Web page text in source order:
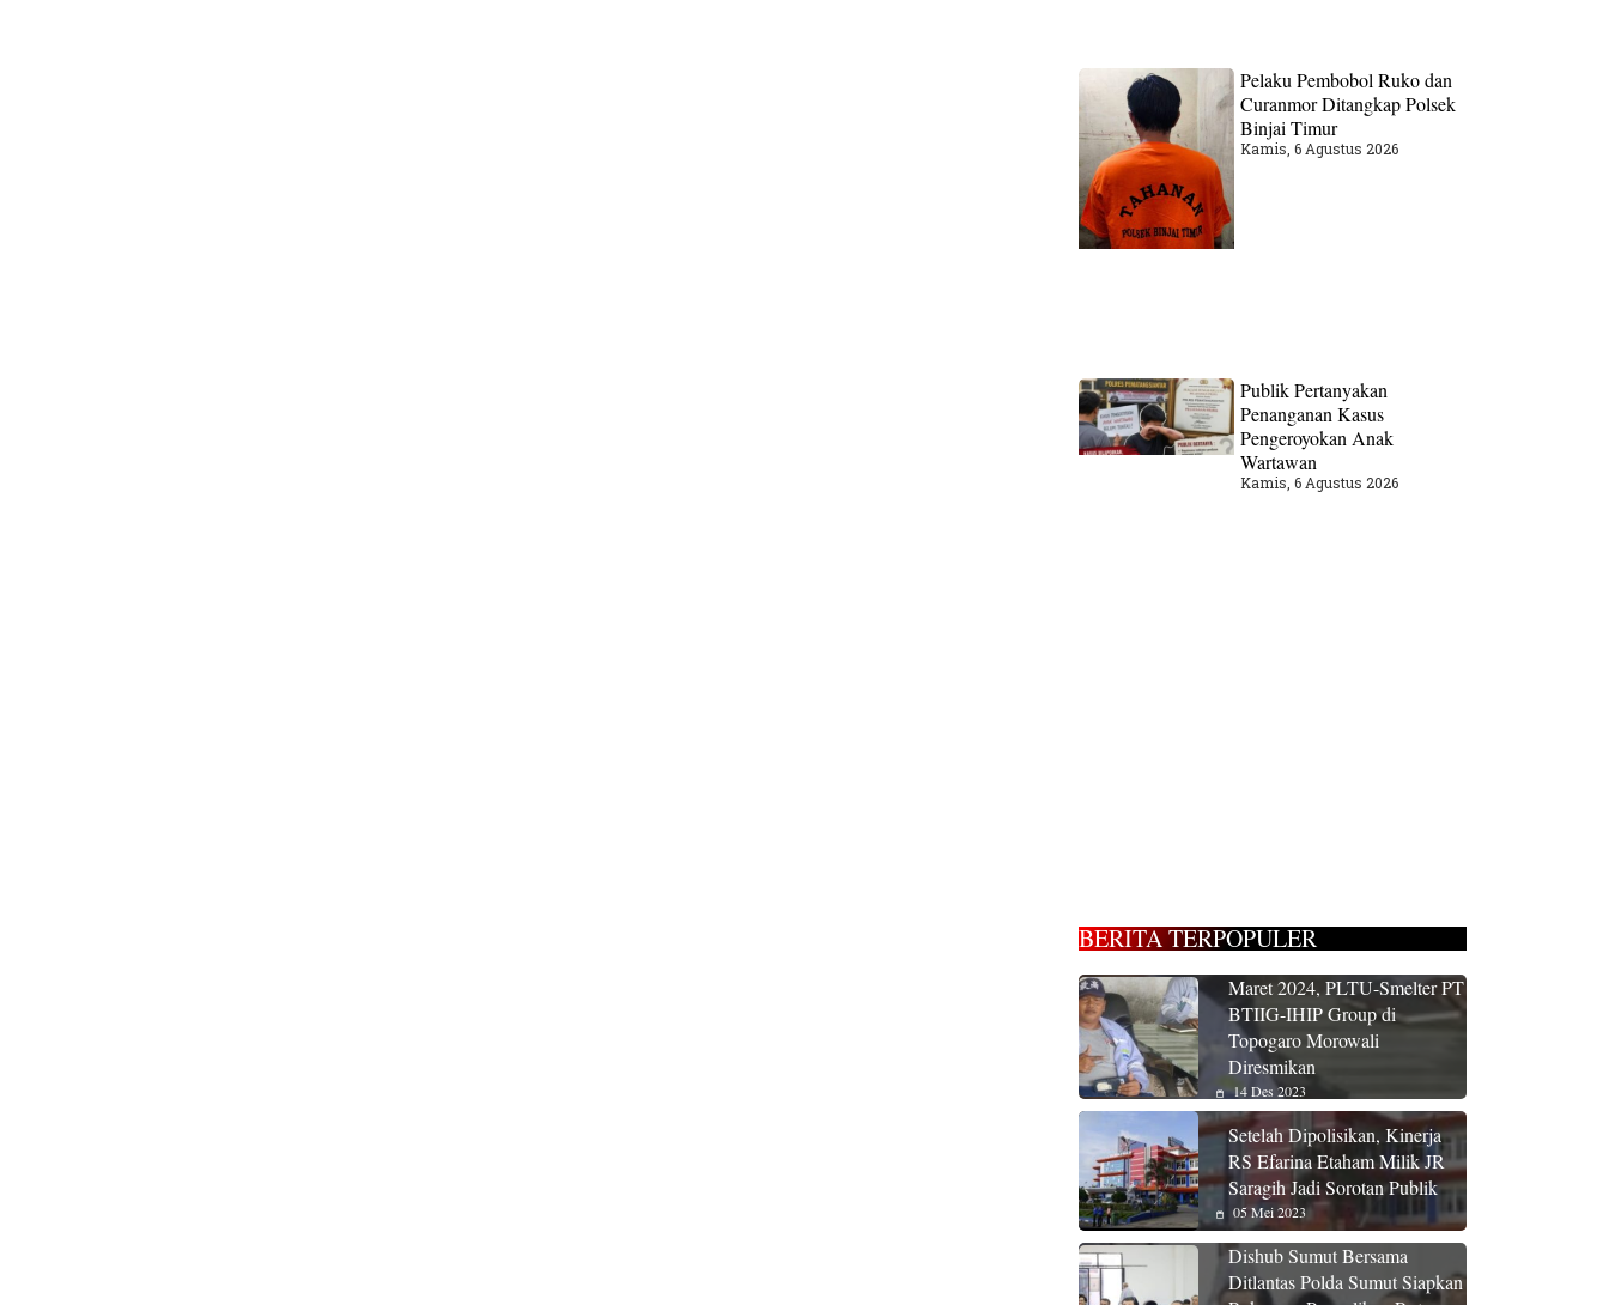
Pelaku Pembobol Ruko dan
Curanmor Ditangkap Polsek
Binjai Timur
Kamis, 6 Agustus 2026
Publik Pertanyakan
Penanganan Kasus
Pengeroyokan Anak
Wartawan
Kamis, 6 Agustus 2026
BERITA TERPOPULER
Maret 2024, PLTU-Smelter PT
BTIIG-IHIP Group di
Topogaro Morowali
Diresmikan
14 Des 2023
Setelah Dipolisikan, Kinerja
RS Efarina Etaham Milik JR
Saragih Jadi Sorotan Publik
05 Mei 2023
Dishub Sumut Bersama
Ditlantas Polda Sumut Siapkan